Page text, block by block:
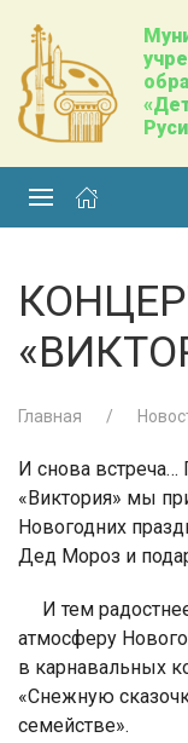
Главная
И снова встреча…
«Виктория» мы
Новогодних
Дед Мороз и
И тем
атмосферу
в карнавальных
«Снежную
семействе».